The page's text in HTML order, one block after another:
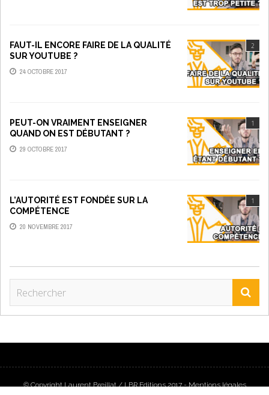
2
FAUT-IL ENCORE FAIRE DE LA QUALITÉ
SUR YOUTUBE ?
24 OCTOBRE 2017
1
PEUT-ON VRAIMENT ENSEIGNER
QUAND ON EST DÉBUTANT ?
29 OCTOBRE 2017
1
L’AUTORITÉ EST FONDÉE SUR LA
COMPÉTENCE
20 NOVEMBRE 2017
© Copyright Laurent Breillat / LBR Editions 2017 - Mentions légales